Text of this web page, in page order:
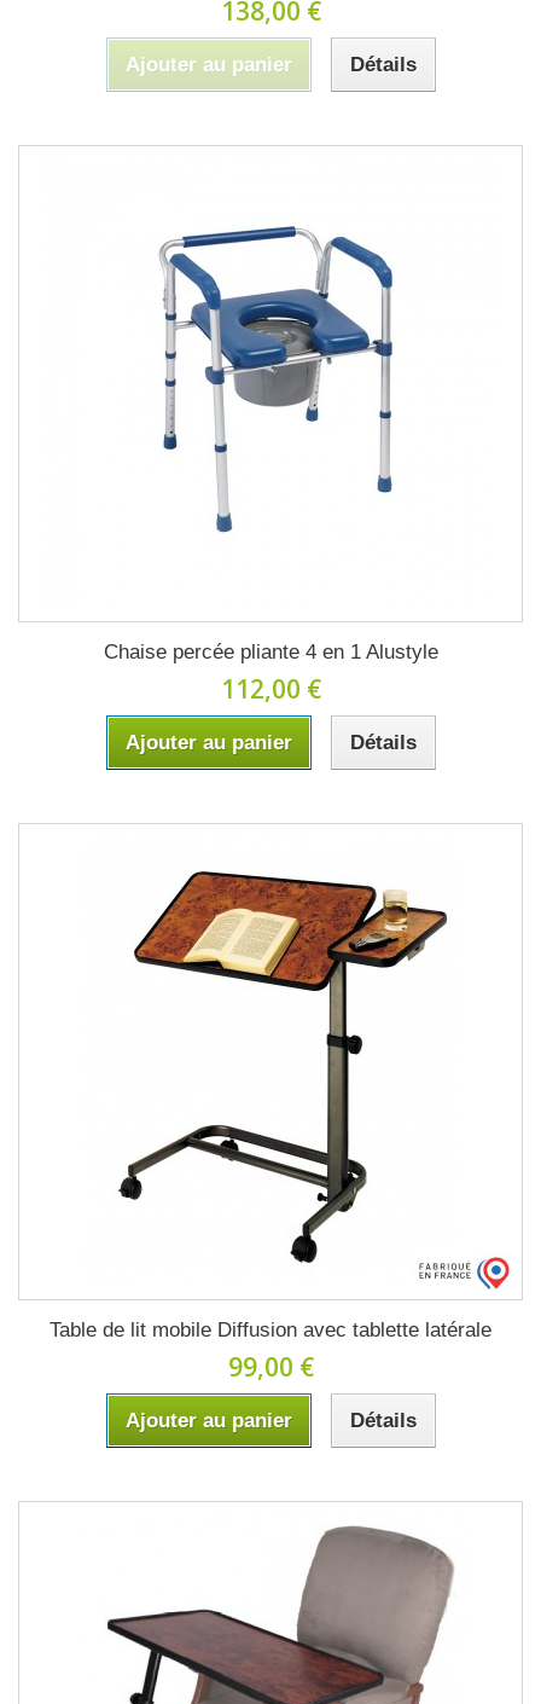
138,00 €
Ajouter au panier Détails
Chaise percée pliante 4 en 1 Alustyle
112,00 €
Ajouter au panier Détails
Table de lit mobile Diffusion avec tablette latérale
99,00 €
Ajouter au panier Détails